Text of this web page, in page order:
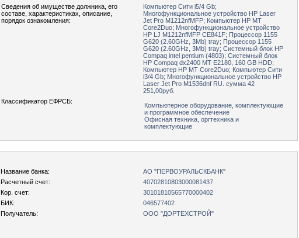
Сведения об имуществе должника, его
составе, характеристиках, описание,
порядок ознакомления:
Компьютер Сити i5/4 Gb;
Многофункциональное устройство HP Laser
Jet Pro M1212nfMFP; Компьютер HP MT
Core2Duo; Многофункциональное устройство
HP LJ M1212nfMFP CE841F; Процессор 1155
G620 (2.60GHz, 3Mb) tray; Процессор 1155
G620 (2.60GHz, 3Mb) tray; Системный блок HP
Compaq intel pentium (4803); Системный блок
HP Compaq dx2400 MT E2180, 160 GB HDD;
Компьютер HP MT Core2Duo; Компьютер Сити
i3/4 Gb; Многофункциональное устройство HP
Laser Jet Pro M1536dnf RU. сумма 42
251,00руб.
Классификатор ЕФРСБ:
Компьютерное оборудование, комплектующие
и программное обеспечение
Офисная техника, оргтехника и
комплектующие
Название банка:
АО "ПЕРВОУРАЛЬСКБАНК"
Расчетный счет:
40702810803000081437
Кор. счет:
30101810565770000402
БИК:
046577402
Получатель: ООО "ДОРТЕХСТРОЙ"